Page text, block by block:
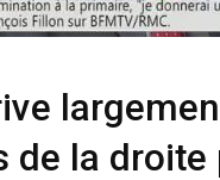
la droite